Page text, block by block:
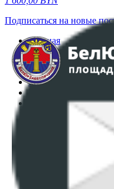
Подписаться на новые
Главная
Аукционы
Интернет-магазин
Регламент
Политика в
ПОЛОЖЕНИЕ О
Настройки cookie-